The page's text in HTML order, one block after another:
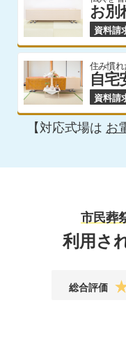
お別
資料請
住み慣
自宅
資料請
【対応式場は お
市民葬
利用さ
総合評価